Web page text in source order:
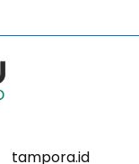
tampora.id